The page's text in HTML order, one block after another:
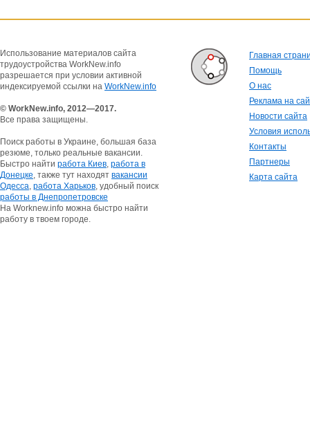
Использование материалов сайта
трудоустройства WorkNew.info
разрешается при условии активной
индексируемой ссылки на WorkNew.info
© WorkNew.info, 2012—2017.
Все права защищены.
Поиск работы в Украине, большая база
резюме, только реальные вакансии.
Быстро найти работа Киев, работа в
Донецке, также тут находят вакансии
Одесса, работа Харьков, удобный поиск
работы в Днепропетровске
На Worknew.info можна быстро найти
работу в твоем городе.
Главная
Помощь
О нас
Реклама на
Новости сайта
Условия
Контакты
Партнеры
Карта сайта